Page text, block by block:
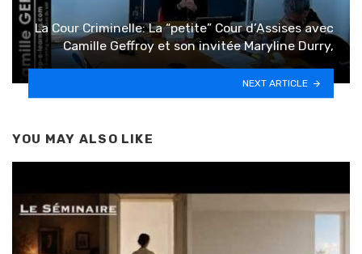
La Cour Criminelle: La “petite” Cour d’Assises avec
Camille Geffroy et son invitée Maryline Durry,
NEXT ARTICLE
YOU MAY ALSO LIKE